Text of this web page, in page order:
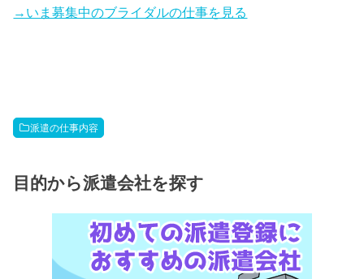
→いま募集中のブライダルの仕事を見る
派遣の仕事内容
目的から派遣会社を探す